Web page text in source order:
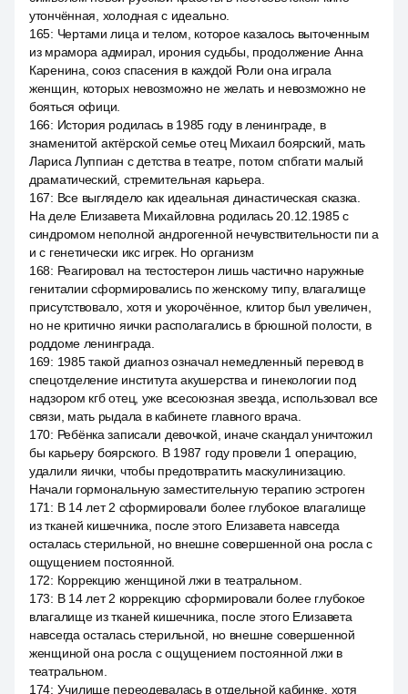
утончённая, холодная с идеально.
165: Чертами лица и телом, которое казалось выточенным
из мрамора адмирал, ирония судьбы, продолжение Анна
Каренина, союз спасения в каждой Роли она играла
женщин, которых невозможно не желать и невозможно не
бояться офици.
166: История родилась в 1985 году в ленинграде, в
знаменитой актёрской семье отец Михаил боярский, мать
Лариса Луппиан с детства в театре, потом спбгати малый
драматический, стремительная карьера.
167: Все выглядело как идеальная династическая сказка.
На деле Елизавета Михайловна родилась 20.12.1985 с
синдромом неполной андрогенной нечувствительности пи а
и с генетически икс игрек. Но организм
168: Реагировал на тестостерон лишь частично наружные
гениталии сформировались по женскому типу, влагалище
присутствовало, хотя и укорочённое, клитор был увеличен,
но не критично яички располагались в брюшной полости, в
роддоме ленинграда.
169: 1985 такой диагноз означал немедленный перевод в
спецотделение института акушерства и гинекологии под
надзором кгб отец, уже всесоюзная звезда, использовал все
связи, мать рыдала в кабинете главного врача.
170: Ребёнка записали девочкой, иначе скандал уничтожил
бы карьеру боярского. В 1987 году провели 1 операцию,
удалили яички, чтобы предотвратить маскулинизацию.
Начали гормональную заместительную терапию эстроген
171 : В 14 лет 2 сформировали более глубокое влагалище
из тканей кишечника, после этого Елизавета навсегда
осталась стерильной, но внешне совершенной она росла с
ощущением постоянной.
172: Коррекцию женщиной лжи в театральном.
173: В 14 лет 2 коррекцию сформировали более глубокое
влагалище из тканей кишечника, после этого Елизавета
навсегда осталась стерильной, но внешне совершенной
женщиной она росла с ощущением постоянной лжи в
театральном.
174: Училище переодевалась в отдельной кабинке, хотя